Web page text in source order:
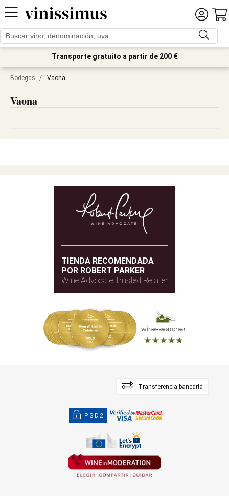
Transporte gratuito a partir de 200 €
Bodegas / Vaona
Vaona
TIENDA RECOMENDADA
POR ROBERT PARKER
Wine Advocate Trusted Retailer
Transferencia bancaria
PSD2